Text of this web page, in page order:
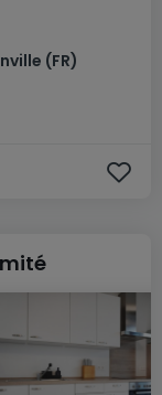
(FR)